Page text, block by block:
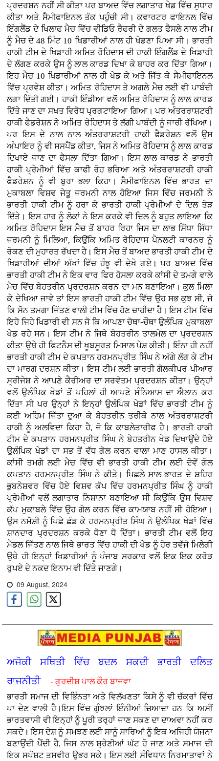
ਪ੍ਰਦਰਸ਼ਨ ਨਹੀਂ ਸੀ ਕੀਤਾ ਪਰ ਬਾਅਦ ਵਿੱਚ ਲਗਾਤਾਰ ਖੇਡ ਵਿੱਚ ਸੁਧਾਰ
ਕੀਤਾ ਅਤੇ ਸੈਮੀਫਾਇਨਲ ਤੱਕ ਪਹੁੰਚੀ ਸੀ। ਕਵਾਰਟਰ ਫਾਇਨਲ ਵਿੱਚ
ਇੰਗਲੈਂਡ ਦੇ ਖਿਲਾਫ ਮੈਚ ਵਿੱਚ ਵੀਡਿਓ ਰੈਫਰੀ ਦੇ ਗਲਤ ਫੈਸਲੇ ਨਾਲ ਟੀਮ
ਨੂੰ ਮੈਚ ਦੇ 48 ਮਿੰਟ 10 ਖਿਡਾਰੀਆਂ ਨਾਲ ਹੀ ਖੇਡਣਾ ਪਿਆ ਸੀ। ਭਾਰਤੀ
ਹਾਕੀ ਟੀਮ ਦੇ ਖਿਡਾਰੀ ਅਮਿਤ ਰੋਹਿਦਾਸ ਦੀ ਹਾਕੀ ਇੰਗਲੈਂਡ ਦੇ ਖਿਡਾਰੀ
ਦੇ ਲੱਗਣ ਕਰਕੇ ਉਸ ਨੂੰ ਲਾਲ ਕਾਰਡ ਦਿਖਾ ਕੇ ਬਾਹਰ ਕਰ ਦਿੱਤਾ ਗਿਆ।
ਇਹ ਮੈਚ 10 ਖਿਡਾਰੀਆਂ ਨਾਲ ਹੀ ਖੇਡ ਕੇ ਅਤੇ ਜਿੱਤ ਕੇ ਸੈਮੀਫਾਇਨਲ
ਵਿੱਚ ਪ੍ਰਵੇਸ਼ ਕੀਤਾ। ਅਮਿਤ ਰੋਹਿਦਾਸ ਤੇ ਅਗਲੇ ਮੈਚ ਲਈ ਵੀ ਪਾਬੰਦੀ
ਲਗਾ ਦਿੱਤੀ ਗਈ। ਹਾਕੀ ਇੰਡੀਆ ਵਲੋਂ ਅਮਿਤ ਰੋਹਿਦਾਸ ਨੂੰ ਲਾਲ ਕਾਰਡ
ਦਿੱਤੇ ਜਾਣ ਦਾ ਸਖਤ ਵਿਰੋਧ ਪ੍ਰਗਟਾਇਆ ਗਿਆ। ਪਰ ਅੰਤਰਰਾਸ਼ਟਰੀ
ਹਾਕੀ ਫੈਡਰੇਸ਼ਨ ਨੇ ਅਮਿਤ ਰੋਹਿਦਾਸ ਤੇ ਲੱਗੀ ਪਾਬੰਦੀ ਨੂੰ ਜਾਰੀ ਰੱਖਿਆ।
ਪਰ ਇਸ ਦੇ ਨਾਲ ਨਾਲ ਅੰਤਰਰਾਸ਼ਟਰੀ ਹਾਕੀ ਫੈਡਰੇਸ਼ਨ ਵਲੋਂ ਉਸ
ਅੰਪਾਇਰ ਨੂੰ ਵੀ ਸਸਪੈਂਡ ਕੀਤਾ, ਜਿਸ ਨੇ ਅਮਿਤ ਰੋਹਿਦਾਸ ਨੂੰ ਲਾਲ ਕਾਰਡ
ਦਿਖਾਏ ਜਾਣ ਦਾ ਫੈਸਲਾ ਦਿੱਤਾ ਗਿਆ। ਇਸ ਲਾਲ ਕਾਰਡ ਨੇ ਭਾਰਤੀ
ਹਾਕੀ ਪ੍ਰੇਮੀਆਂ ਵਿੱਚ ਕਾਫੀ ਰੋਹ ਭਰਿਆ ਅਤੇ ਅੰਤਰਰਾਸ਼ਟਰੀ ਹਾਕੀ
ਫੈਡਰੇਸ਼ਨ ਨੂੰ ਵੀ ਬੁਰਾ ਭਲਾ ਕਿਹਾ। ਸੈਮੀਫਾਇਨਲ ਵਿੱਚ ਭਾਰਤ ਦਾ
ਮੁਕਾਬਲਾ ਵਿਸ਼ਵ ਜੇਤੂ ਜਰਮਨੀ ਨਾਲ ਹੋਇਆ ਜਿਸ ਵਿੱਚ ਜਰਮਨੀ ਨੇ
ਭਾਰਤੀ ਹਾਕੀ ਟੀਮ ਨੂੰ ਹਰਾ ਕੇ ਭਾਰਤੀ ਹਾਕੀ ਪ੍ਰੇਮੀਆਂ ਦੇ ਦਿਲ ਤੋੜ
ਦਿੱਤੇ। ਇਸ ਹਾਰ ਨੂੰ ਲੋਕਾਂ ਨੇ ਇਸ ਕਰਕੇ ਵੀ ਦਿਲ ਨੂੰ ਬਹੁਤ ਲਾਇਆ ਕਿ
ਅਮਿਤ ਰੋਹਿਦਾਸ ਇਸ ਮੈਚ ਤੋਂ ਬਾਹਰ ਰਿਹਾ ਜਿਸ ਦਾ ਲਾਭ ਸਿੱਧਾ ਸਿੱਧਾ
ਜਰਮਨੀ ਨੂੰ ਮਿਲਿਆ, ਕਿਉਂਕਿ ਅਮਿਤ ਰੋਹਿਦਾਸ ਪੈਨਲਟੀ ਕਾਰਨਰ ਨੂੰ
ਰੋਕਣ ਦੀ ਮੁਹਾਰਤ ਰੱਖਦਾ ਹੈ। ਇਸ ਮੈਚ ਤੋਂ ਬਾਅਦ ਭਾਰਤੀ ਹਾਕੀ ਟੀਮ ਦੇ
ਖਿਡਾਰੀਆਂ ਦੀਆਂ ਅੱਖਾਂ ਵਿੱਚ ਹੰਝੂ ਵੀ ਦੇਖੇ ਗਏ। ਪਰ ਬਾਅਦ ਵਿੱਚ
ਭਾਰਤੀ ਹਾਕੀ ਟੀਮ ਨੇ ਇਕ ਵਾਰ ਫਿਰ ਹੋਸਲਾ ਕਰਕੇ ਕਾਂਸੀ ਦੇ ਤਮਗੇ ਵਾਲੇ
ਮੈਚ ਵਿੱਚ ਬੇਹਤਰੀਨ ਪ੍ਰਦਰਸ਼ਨ ਕਰਨ ਦਾ ਮਨ ਬਣਾਇਆ। ਕੁਲ ਮਿਲਾ
ਕੇ ਦੇਖਿਆ ਜਾਵੇ ਤਾਂ ਇਸ ਭਾਰਤੀ ਹਾਕੀ ਟੀਮ ਵਿੱਚ ਉਹ ਸਭ ਕੁਝ ਸੀ, ਜੋ
ਕਿ ਸੋਨ ਤਮਗਾ ਜਿੱਤਣ ਵਾਲੀ ਟੀਮ ਵਿੱਚ ਹੋਣ ਚਾਹੀਦਾ ਹੈ। ਇਸ ਟੀਮ ਵਿੱਚ
ਇਹੋ ਜਿਹੇ ਖਿਡਾਰੀ ਵੀ ਸਨ ਜੋ ਕਿ ਆਪਣਾ ਚੋਥਾ-ਚੌਥਾ ਉਲੰਪਿਕ ਮੁਕਾਬਲਾ
ਖੇਡ ਰਹੇ ਸਨ। ਇਸ ਟੀਮ ਨੇ ਜਿਥੇ ਬੇਹਤਰੀਨ ਤਾਲਮੇਲ ਦਾ ਪ੍ਰਦਰਸ਼ਨ
ਕੀਤਾ ਉਥੇ ਹੀ ਫਿਟਨੈਸ ਦੀ ਖੂਬਸੂਰਤ ਮਿਸਾਲ ਪੇਸ਼ ਕੀਤੀ। ਇੰਨਾ ਹੀ ਨਹੀਂ
ਭਾਰਤੀ ਹਾਕੀ ਟੀਮ ਦੇ ਕਪਤਾਨ ਹਰਮਨਪ੍ਰੀਤ ਸਿੰਘ ਨੇ ਅੱਗੇ ਲੱਗ ਕੇ ਟੀਮ
ਦਾ ਮਾਰਗ ਦਰਸ਼ਨ ਕੀਤਾ। ਇਸ ਟੀਮ ਲਈ ਭਾਰਤੀ ਗੋਲਕੀਪਰ ਪੀਆਰ
ਸ੍ਰੀਜੇਸ਼ ਨੇ ਆਪਣੇ ਕੈਰੀਅਰ ਦਾ ਸਰਵੋਤਮ ਪ੍ਰਦਰਸ਼ਨ ਕੀਤਾ। ਉਨ੍ਹਾਂ
ਵਲੋਂ ਉਲੰਪਿਕ ਖੇਡਾਂ ਤੋਂ ਪਹਿਲਾਂ ਹੀ ਆਪਣੇ ਸੰਨਿਆਸ ਦਾ ਐਲਾਨ ਕਰ
ਦਿੱਤਾ ਸੀ ਪਰ ਉਨ੍ਹਾਂ ਨੇ ਇਨ੍ਹਾਂ ਉਲੰਪਿਕ ਖੇਡਾਂ ਵਿੱਚ ਭਾਰਤੀ ਟੀਮ ਨੂੰ
ਕਈ ਅਹਿਮ ਜਿੱਤਾ ਦੁਆ ਕੇ ਬੇਹਤਰੀਨ ਤਰੀਕੇ ਨਾਲ ਅੰਤਰਰਾਸ਼ਟਰੀ
ਹਾਕੀ ਨੂੰ ਅਲਵਿਦਾ ਕਿਹਾ ਹੈ, ਜੋ ਕਿ ਕਾਬਲੇਤਾਰੀਫ ਹੈ। ਭਾਰਤੀ ਹਾਕੀ
ਟੀਮ ਦੇ ਕਪਤਾਨ ਹਰਮਨਪ੍ਰੀਤ ਸਿੰਘ ਨੇ ਬੇਹਤਰੀਨ ਖੇਡ ਦਿਖਾਉਂਦੇ ਹੋਏ
ਉਲੰਪਿਕ ਖੇਡਾਂ ਦਾ ਸਭ ਤੋਂ ਵੱਧ ਗੋਲ ਕਰਨ ਵਾਲਾ ਮਾਣ ਹਾਸਲ ਕੀਤਾ।
ਕਾਂਸੀ ਤਮਗੇ ਲਈ ਮੈਚ ਵਿੱਚ ਵੀ ਭਾਰਤੀ ਹਾਕੀ ਟੀਮ ਲਈ ਦੋਵੇਂ ਗੋਲ
ਕਪਤਾਨ ਹਰਮਨਪ੍ਰੀਤ ਸਿੰਘ ਨੇ ਕੀਤੇ। ਪਿਛਲੇ ਸਾਲ ਭਾਰਤ ਦੇ ਸ਼ਹਿਰ
ਭੁਬਨੇਸ਼ਵਰ ਵਿੱਚ ਹੋਏ ਵਿਸ਼ਵ ਕੱਪ ਵਿੱਚ ਹਰਮਨਪ੍ਰੀਤ ਸਿੰਘ ਨੂੰ ਹਾਕੀ
ਪ੍ਰੇਮੀਆਂ ਵਲੋਂ ਲਗਾਤਾਰ ਨਿਸ਼ਾਨਾ ਬਣਾਇਆ ਸੀ ਕਿਉਂਕਿ ਉਸ ਵਿਸ਼ਵ
ਕੱਪ ਮੁਕਾਬਲੇ ਵਿੱਚ ਉਹ ਗੋਲ ਕਰਨ ਵਿੱਚ ਕਾਮਯਾਬ ਨਹੀਂ ਸੀ ਹੋਇਆ।
ਉਸ ਨਮੋਸ਼ੀ ਨੂੰ ਪਿਛੇ ਛੱਡ ਕੇ ਹਰਮਨਪ੍ਰੀਤ ਸਿੰਘ ਨੇ ਉਲੰਪਿਕ ਖੇਡਾਂ ਵਿੱਚ
ਸ਼ਾਨਦਾਰ ਪ੍ਰਦਰਸ਼ਨ ਕਰਕੇ ਧੋਣਾ ਧੋ ਦਿੱਤਾ। ਭਾਰਤੀ ਟੀਮ ਵਲੋਂ ਇਹ
ਮੈਡਲ ਜਿੱਤਣ ਨਾਲ ਜਿਥੇ ਭਾਰਤ ਵਿੱਚ ਹਾਕੀ ਦੀ ਖੇਡ ਨੂੰ ਹੋਰ ਤਵੱਜੋ ਮਿਲੇਗੀ
ਉਥੇ ਹੀ ਇਨ੍ਹਾਂ ਖਿਡਾਰੀਆਂ ਨੂੰ ਪੰਜਾਬ ਸਰਕਾਰ ਵਲੋਂ ਇਕ ਇਕ ਕਰੋੜ
ਰੁਪਏ ਦੇ ਨਕਦ ਇਨਾਮ ਵੀ ਦਿੱਤੇ ਜਾਣਗੇ।
09 August, 2024
ਅਜੋਕੀ ਸਥਿਤੀ ਵਿੱਚ ਬਦਲ ਸਕਦੀ ਭਾਰਤੀ ਦਲਿਤ
ਰਾਜਨੀਤੀ
- ਗੁਰਦੀਸ਼ ਪਾਲ ਕੌਰ ਬਾਜਵਾ
ਭਾਰਤੀ ਸਮਾਜ ਦੀ ਵਿਭਿੰਨਤਾ ਅਤੇ ਵਿਲੱਖਣਤਾ ਕਿਸੇ ਨੂੰ ਵੀ ਚੱਕਰਾਂ ਵਿੱਚ
ਪਾ ਦੇਣ ਵਾਲੀ ਹੈ।ਇਸ ਵਿੱਚ ਗੁੰਝਲਾਂ ਇੰਨੀਆਂ ਜ਼ਿਆਦਾ ਹਨ ਕਿ ਅਸੀਂ
ਭਾਰਤਵਾਸੀ ਵੀ ਇਨ੍ਹਾਂ ਨੂੰ ਪੂਰੀ ਤਰ੍ਹਾਂ ਜਾਣ ਸਕਣ ਦਾ ਦਾਅਵਾ ਨਹੀਂ ਕਰ
ਸਕਦੇ। ਇਸ ਦੇਸ਼ ਨੂੰ ਸਮਝਣ ਲਈ ਸਾਨੂੰ ਸਾਰਿਆਂ ਨੂੰ ਇਕ ਅਜਿਹੀ ਯੋਜਨਾ
ਬਣਾਉਂਦੀ ਪੈਂਦੀ ਹੈ, ਜਿਸ ਨਾਲ ਸ਼੍ਰੇਣੀਆਂ ਘੱਟ ਹੋ ਜਾਣ ਅਤੇ ਸਮਾਜ ਦੀ
ਇਕ ਸਪੱਸ਼ਟ ਤਸਵੀਰ ਉਭਰ ਸਕੇ। ਇਸ ਲਈ ਸੰਵਿਧਾਨ ਨਿਰਮਾਤਾਵਾਂ ਨੇ